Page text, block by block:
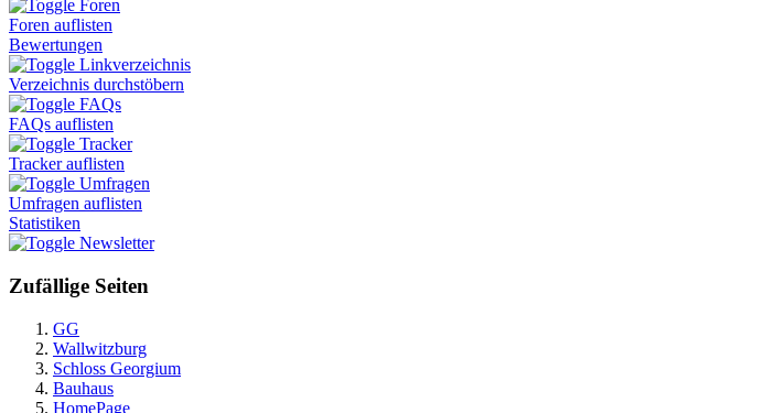
Foren
Foren auflisten
Bewertungen
Linkverzeichnis
Verzeichnis durchstöbern
FAQs
FAQs auflisten
Tracker
Tracker auflisten
Umfragen
Umfragen auflisten
Statistiken
Newsletter
Zufällige Seiten
GG
Wallwitzburg
Schloss Georgium
Bauhaus
HomePage